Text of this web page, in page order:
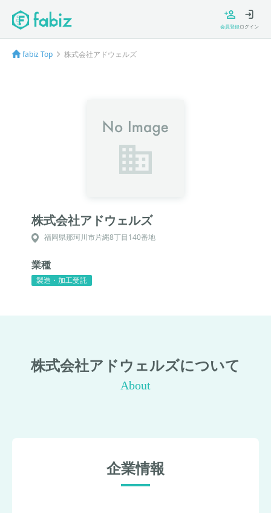
会員登録ログイン
fabiz Top 株式会社アドウェルズ
株式会社アドウェルズ
福岡県那珂川市片縄8丁目140番地
業種
製造・加工受託
株式会社アドウェルズについて
About
企業情報